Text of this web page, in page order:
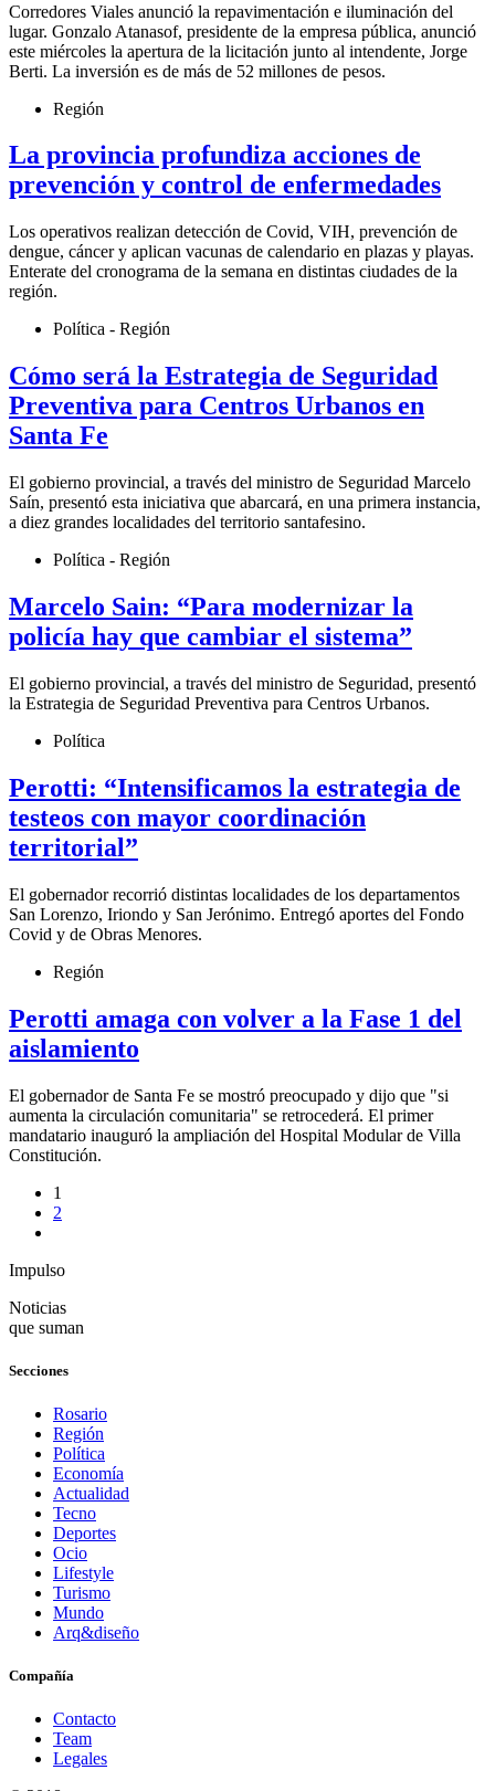
Corredores Viales anunció la repavimentación e iluminación del
lugar. Gonzalo Atanasof, presidente de la empresa pública, anunció
este miércoles la apertura de la licitación junto al intendente, Jorge
Berti. La inversión es de más de 52 millones de pesos.
Región
La provincia profundiza acciones de
prevención y control de enfermedades
Los operativos realizan detección de Covid, VIH, prevención de
dengue, cáncer y aplican vacunas de calendario en plazas y playas.
Enterate del cronograma de la semana en distintas ciudades de la
región.
Política - Región
Cómo será la Estrategia de Seguridad
Preventiva para Centros Urbanos en
Santa Fe
El gobierno provincial, a través del ministro de Seguridad Marcelo
Saín, presentó esta iniciativa que abarcará, en una primera instancia,
a diez grandes localidades del territorio santafesino.
Política - Región
Marcelo Sain: “Para modernizar la
policía hay que cambiar el sistema”
El gobierno provincial, a través del ministro de Seguridad, presentó
la Estrategia de Seguridad Preventiva para Centros Urbanos.
Política
Perotti: “Intensificamos la estrategia de
testeos con mayor coordinación
territorial”
El gobernador recorrió distintas localidades de los departamentos
San Lorenzo, Iriondo y San Jerónimo. Entregó aportes del Fondo
Covid y de Obras Menores.
Región
Perotti amaga con volver a la Fase 1 del
aislamiento
El gobernador de Santa Fe se mostró preocupado y dijo que "si
aumenta la circulación comunitaria" se retrocederá. El primer
mandatario inauguró la ampliación del Hospital Modular de Villa
Constitución.
1
2
Impulso
Noticias
que suman
Secciones
Rosario
Región
Política
Economía
Actualidad
Tecno
Deportes
Ocio
Lifestyle
Turismo
Mundo
Arq&diseño
Compañía
Contacto
Team
Legales